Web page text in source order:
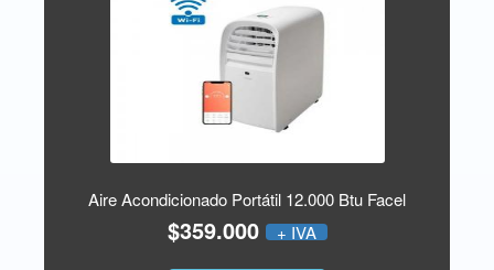
Aire Acondicionado Portátil 12.000 Btu Facel
$359.000 + IVA